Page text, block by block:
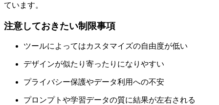
ています。
注意しておきたい制限事項
ツールによってはカスタマイズの自由度が低い
デザインが似たり寄ったりになりやすい
プライバシー保護やデータ利用への不安
プロンプトや学習データの質に結果が左右される